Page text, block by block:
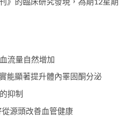
流量自然增加
能顯著提升體內睪固酮分泌
抑制
源頭改善血管健康